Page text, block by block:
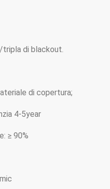
tripla di blackout.
di copertura;
4-5year
≥ 90%